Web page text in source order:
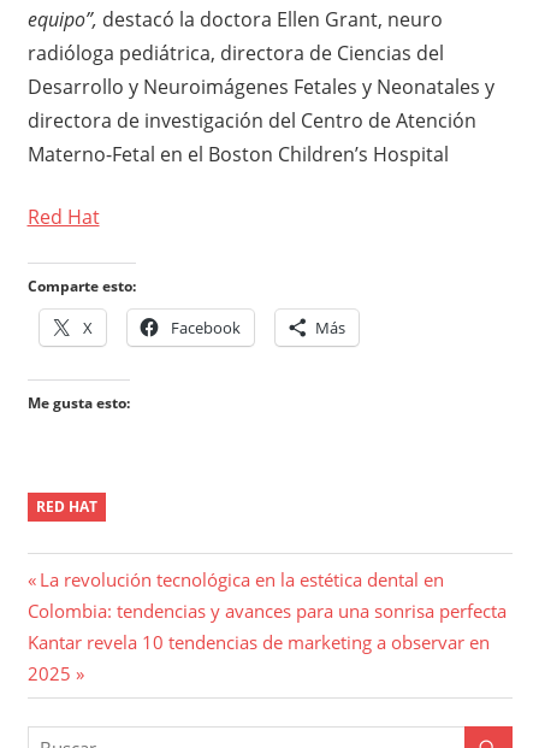
equipo”, destacó la doctora Ellen Grant, neuro
radióloga pediátrica, directora de Ciencias del
Desarrollo y Neuroimágenes Fetales y Neonatales y
directora de investigación del Centro de Atención
Materno-Fetal en el Boston Children’s Hospital
Red Hat
Comparte esto:
X Facebook Más
Me gusta esto:
RED HAT
Navegación
de
entradas
Entrada
anterior:
La revolución tecnológica en la estética dental en
Colombia: tendencias y avances para una sonrisa perfecta
Entrada
siguiente:
Kantar revela 10 tendencias de marketing a observar en
2025